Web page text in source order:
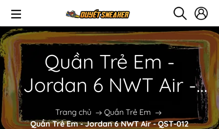
Quần Trẻ Em -
Jordan 6 NWT Air -
QST-012
Trang chủ
Quần Trẻ Em
Quần Trẻ Em - Jordan 6 NWT Air - QST-012